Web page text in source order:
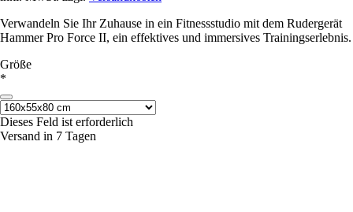
Verwandeln Sie Ihr Zuhause in ein Fitnessstudio mit dem Rudergerät
Hammer Pro Force II, ein effektives und immersives Trainingserlebnis.
Größe
*
Dieses Feld ist erforderlich
Versand in 7 Tagen